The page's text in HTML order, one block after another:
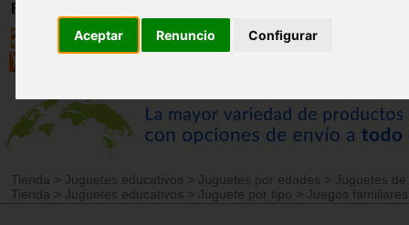
Aceptar Renuncio Configurar
Registro
Tienda > Juguetes educativos > Juguetes por edades > Juguetes
Tienda
> Juguetes educativos > Juguete por tipo > Juegos